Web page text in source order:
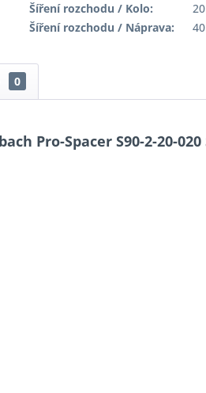
Šíření rozchodu / Kolo:
Šíření rozchodu / Náprava:
0
Pro-Spacer S90-2-20-